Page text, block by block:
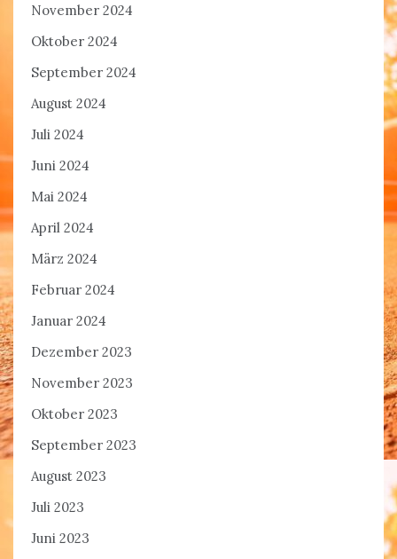
November 2024
Oktober 2024
September 2024
August 2024
Juli 2024
Juni 2024
Mai 2024
April 2024
März 2024
Februar 2024
Januar 2024
Dezember 2023
November 2023
Oktober 2023
September 2023
August 2023
Juli 2023
Juni 2023